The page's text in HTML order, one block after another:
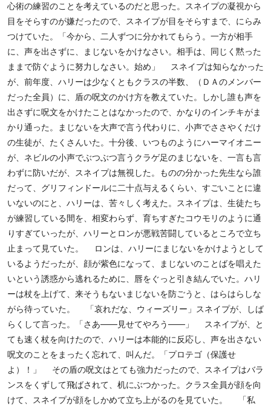
心術の練習のことを考えているのだと思った。スネイプの凝視から
目をそらすのが嫌だったので、スネイプが目をそらすまで、にらみ
つけていた。「今から、二人ずつに分かれてもらう。一方が相手
に、声を出さずに、まじないをかけなさい。相手は、同じく黙った
ままで防ぐように努力しなさい。始め」 スネイプは知らなかった
が、前年度、ハリーは少なくともクラスの半数、（ＤＡのメンバー
だった全員）に、盾の呪文のかけ方を教えていた。しかし誰も声を
出さずに呪文をかけたことはなかったので、かなりのインチキがま
かり通った。まじないを大声で言う代わりに、小声でささやくだけ
の生徒が、たくさんいた。十分後、いつものようにハーマイオニー
が、ネビルの小声でぶつぶつ言うクラゲ足のまじないを、一言も言
わずに防いだが、スネイプは無視した。ものの分かった先生なら誰
だって、グリフィンドールに二十点与えるくらい、すごいことに違
いないのにと、ハリーは、苦々しく考えた。スネイプは、生徒たち
が練習している間を、相変わらず、育ちすぎたコウモリのように通
りすぎていったが、ハリーとロンが悪戦苦闘しているところで立ち
止まって見ていた。 ロンは、ハリーにまじないをかけようとして
いるようだったが、顔が紫色になって、まじないのことばを唱えた
いという誘惑から逃れるために、唇をぐっと引き結んでいた。ハリ
ーは杖を上げて、来そうもないまじないを防ごうと、はらはらしな
がら待っていた。 「哀れだな、ウィーズリー」スネイプが、しば
らくして言った。「さあ――見せてやろう――」 スネイプが、と
ても速く杖を向けたので、ハリーは本能的に反応し、声を出さない
呪文のことをまったく忘れて、叫んだ。「プロテゴ（保護せ
よ）！」 その盾の呪文はとても強力だったので、スネイプはバラ
ンスをくずして飛ばされて、机にぶつかった。クラス全員が顔を向
けて、スネイプが顔をしかめて立ち上がるのを見ていた。 「私